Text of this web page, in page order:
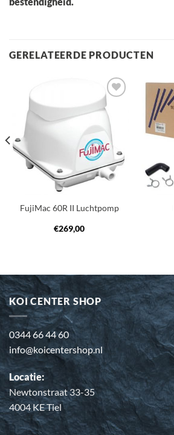
GERELATEERDE PRODUCTEN
Toevoegen
aan
verlanglijst
FujiMac 60R II Luchtpomp
€269,00
KOI CENTER SHOP
0344 66 44 60
info@koicentershop.nl
Locatie:
Newtonstraat 33-35
4004 KE Tiel